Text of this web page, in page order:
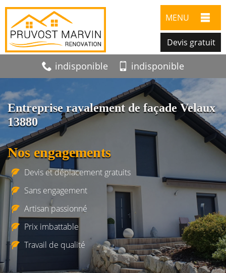
MENU
Devis gratuit
indisponible indisponible
Entreprise ravalement de façade Velaux
13880
Nos engagements
Devis et déplacement gratuits
Sans engagement
Artisan passionné
Prix imbattable
Travail de qualité